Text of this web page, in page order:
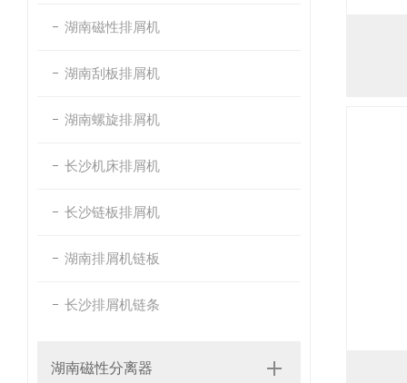
湖南磁性排屑机
湖南刮板排屑机
湖南螺旋排屑机
长沙机床排屑机
长沙链板排屑机
湖南排屑机链板
长沙排屑机链条
湖南磁性分离器